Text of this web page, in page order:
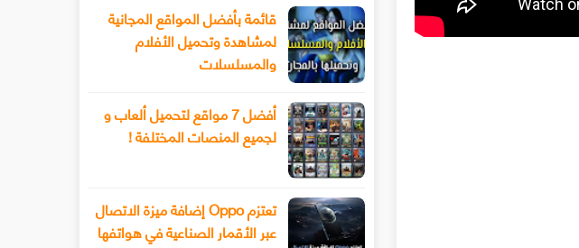
قائمة بأفضل المواقع المجانية
لمشاهدة وتحميل الأفلام
والمسلسلات
أفضل 7 مواقع لتحميل ألعاب و
لجميع المنصات المختلفة !
تعتزم Oppo إضافة ميزة الاتصال
عبر الأقمار الصناعية في هواتفها